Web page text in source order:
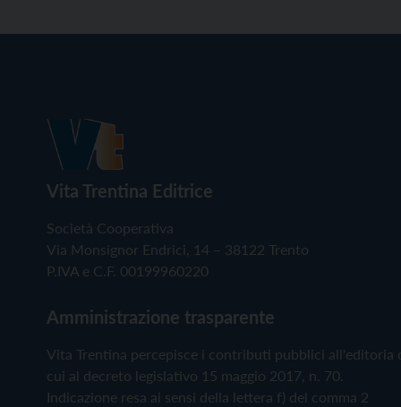
Vita Trentina Editrice
Società Cooperativa
Via Monsignor Endrici, 14 – 38122 Trento
P.IVA e C.F. 00199960220
Amministrazione trasparente
Vita Trentina percepisce i contributi pubblici all'editoria
cui al decreto legislativo 15 maggio 2017, n. 70.
Indicazione resa ai sensi della lettera f) del comma 2